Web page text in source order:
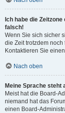
Ich habe die
falsch!
Wenn Sie sich sicher
die Zeit trotzdem
Kontaktieren Sie
Nach oben
Meine Sprache steht
Meist hat die Board-
niemand hat das
einen Board-